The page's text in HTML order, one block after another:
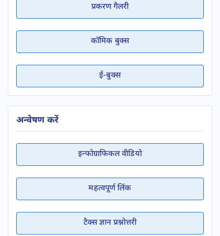
प्रकरण गैलरी
कॉमिक बुक्स
ई-बुक्स
अन्वेषण करें
इन्फोग्राफिकल वीडियो
महत्वपूर्ण लिंक
टैक्स ज्ञान प्रश्नोत्तरी